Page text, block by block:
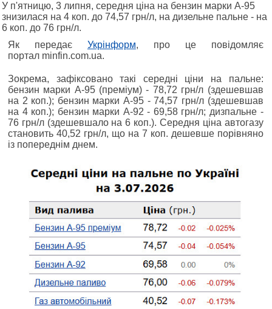
У п'ятницю, 3 липня, середня ціна на бензин марки А-95
знизилася на 4 коп. до 74,57 грн/л, на дизельне пальне - на
6 коп. до 76 грн/л.
Як передає Укрінформ, про це повідомляє
портал minfin.com.ua.
Зокрема, зафіксовано такі середні ціни на пальне:
бензин марки А-95 (преміум) - 78,72 грн/л (здешевшав
на 2 коп.); бензин марки А-95 - 74,57 грн/л (здешевшав
на 4 коп.); бензин марки А-92 - 69,58 грн/л; дизпальне -
76 грн/л (здешевшало на 6 коп.). Середня ціна автогазу
становить 40,52 грн/л, що на 7 коп. дешевше порівняно
із попереднім днем.